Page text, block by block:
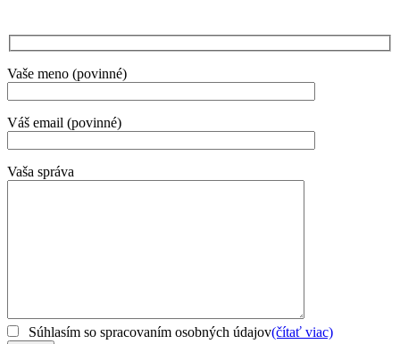
Vaše meno (povinné)
Váš email (povinné)
Vaša správa
Súhlasím so spracovaním osobných údajov(čítať viac)